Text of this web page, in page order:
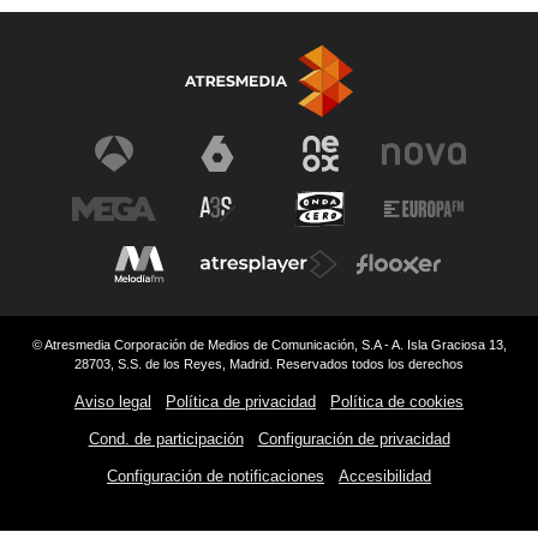
© Atresmedia Corporación de Medios de Comunicación, S.A - A. Isla Graciosa 13,
28703, S.S. de los Reyes, Madrid. Reservados todos los derechos
Aviso legal Política de privacidad Política de cookies
Cond. de participación Configuración de privacidad
Configuración de notificaciones Accesibilidad